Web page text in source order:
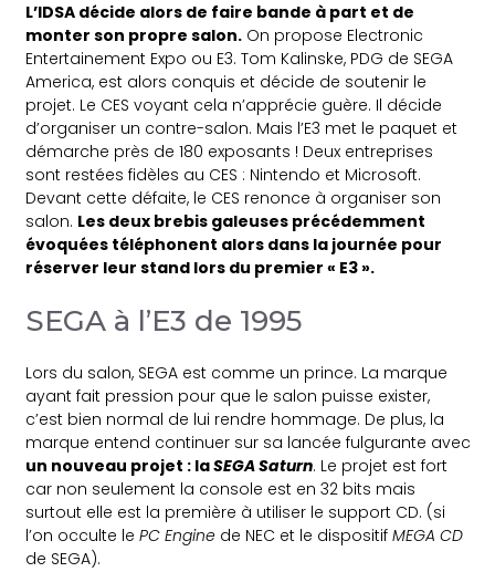
L’IDSA décide alors de faire bande à part et de
monter son propre salon. On propose Electronic
Entertainement Expo ou E3. Tom Kalinske, PDG de SEGA
America, est alors conquis et décide de soutenir le
projet. Le CES voyant cela n’apprécie guère. Il décide
d’organiser un contre-salon. Mais l’E3 met le paquet et
démarche près de 180 exposants ! Deux entreprises
sont restées fidèles au CES : Nintendo et Microsoft.
Devant cette défaite, le CES renonce à organiser son
salon. Les deux brebis galeuses précédemment
évoquées téléphonent alors dans la journée pour
réserver leur stand lors du premier « E3 ».
SEGA à l’E3 de 1995
Lors du salon, SEGA est comme un prince. La marque
ayant fait pression pour que le salon puisse exister,
c’est bien normal de lui rendre hommage. De plus, la
marque entend continuer sur sa lancée fulgurante avec
un nouveau projet : laSEGA Saturn. Le projet est fort
car non seulement la console est en 32 bits mais
surtout elle est la première à utiliser le support CD. (si
l’on occulte lePC Engine de NEC et le dispositifMEGA CD
de SEGA).